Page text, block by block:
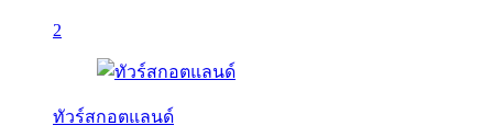
2
ทัวร์สกอตแลนด์